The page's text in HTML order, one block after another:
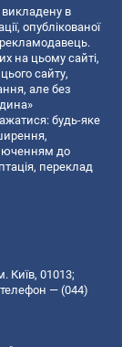
викладену в
опублікованої
рекламодавець.
на цьому сайті,
сайту,
але без
будь-яке
до
переклад
Київ, 01013;
— (044)